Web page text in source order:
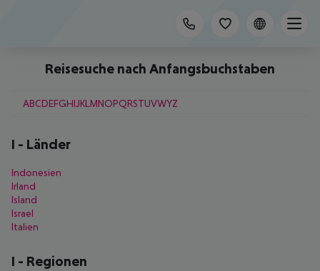
Reisesuche nach Anfangsbuchstaben
ABCDEFGHIJKL MNOPQRSTUVWYZ
I - Länder
Indonesien
Irland
Island
Israel
Italien
I - Regionen